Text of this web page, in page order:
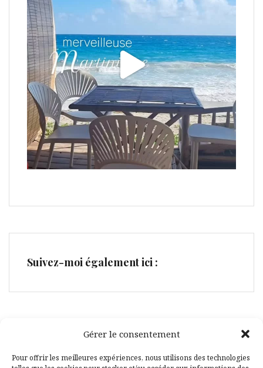
Gérer le consentement
Pour offrir les meilleures expériences, nous utilisons des technologies
Suivez-moi également ici :
Facebook
Pinterest